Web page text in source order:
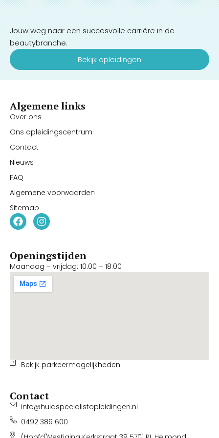
Jouw weg naar een succesvolle carrière in de
beautybranche.
Bekijk opleidingen
Algemene links
Over ons
Ons opleidingscentrum
Contact
Nieuws
FAQ
Algemene voorwaarden
Sitemap
Openingstijden
Maandag – vrijdag: 10.00 – 18.00
Bekijk parkeermogelijkheden
Contact
info@huidspecialistopleidingen.nl
0492 389 600